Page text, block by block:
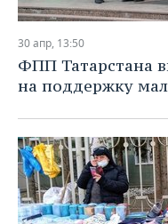
30 апр, 13:50
ФПП Татарстана
на поддержку